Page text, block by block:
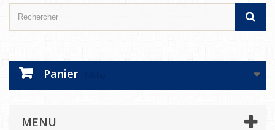
Panier
MENU